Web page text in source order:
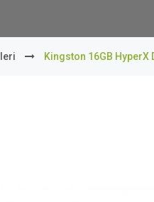
Kingston 16GB HyperX